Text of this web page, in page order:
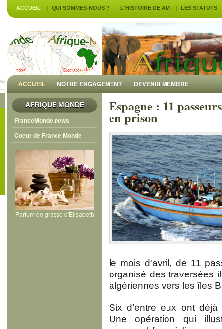
ACCUEIL QUI SOMMES-NOUS ? L'HISTOIRE DE AM LES STATUTS
ACCUEIL NOTRE ENGAGEMENT DEVENIR MEMBRE
AFRIQUE MONDE
FranceMonde.news
Coeur de France Monde
Parfum de grasse d'Elisabeth
Espagne : 11
en prison
le mois d'avril, de 11
organisé des traversées
algériennes vers les îles
Six d’entre eux ont
Une opération qui